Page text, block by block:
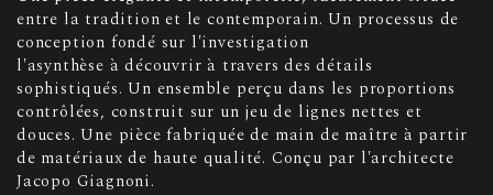
entre la tradition et le contemporain. Un processus de
conception fondé sur l'investigation
l'asynthèse à découvrir à travers des détails
sophistiqués. Un ensemble perçu dans les proportions
contrôlées, construit sur un jeu de lignes nettes et
douces. Une pièce fabriquée de main de maître à partir
de matériaux de haute qualité. Conçu par l'architecte
Jacopo Giagnoni.